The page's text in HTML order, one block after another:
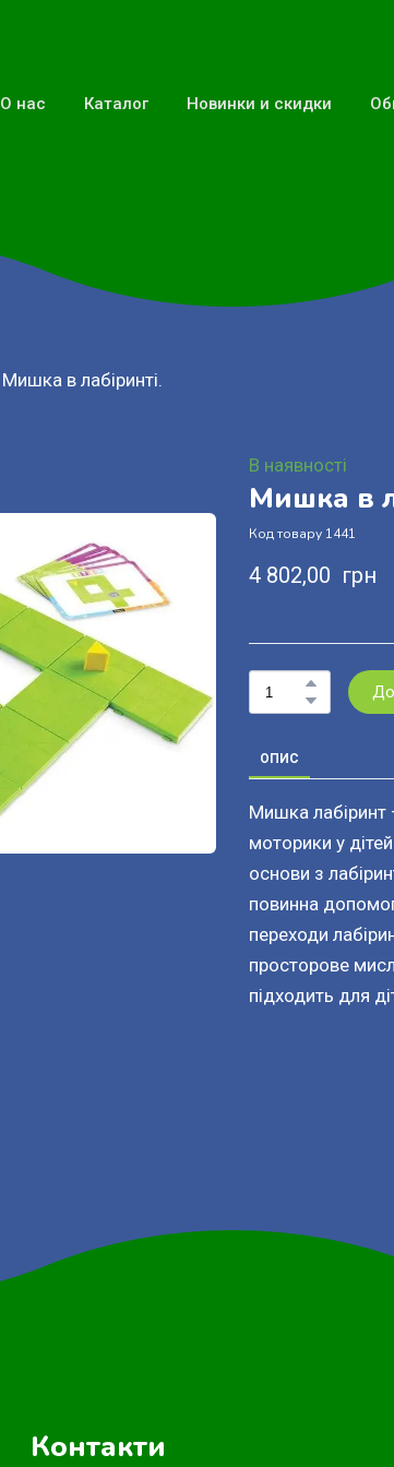
О нас Каталог Новинки и скидки
Мишка в лабіринті.
В наявності
Мишка в
Код товару 1441
4 802,00  грн
ОПИС
Мишка лабіринт
моторики у
основи з
повинна
переходи
просторове
підходить для
Контакти